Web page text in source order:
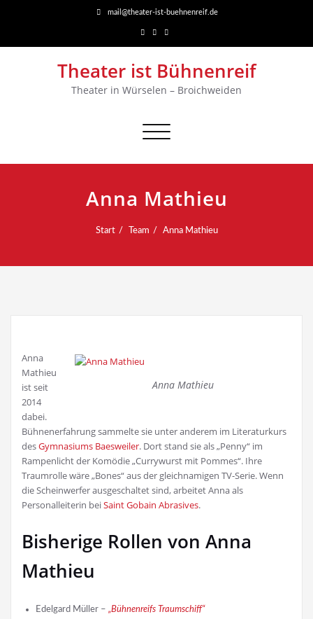
mail@theater-ist-buehnenreif.de
Theater ist Bühnenreif
Theater in Würselen – Broichweiden
Navigation
Anna Mathieu
Start Team Anna Mathieu
Anna Mathieu
Anna
Mathieu
ist seit
2014
dabei.
Bühnenerfahrung sammelte sie unter anderem im Literaturkurs
desGymnasiums Baesweiler. Dort stand sie als „Penny“ im
Rampenlicht der Komödie „Currywurst mit Pommes“. Ihre
Traumrolle wäre „Bones“ aus der gleichnamigen TV-Serie. Wenn
die Scheinwerfer ausgeschaltet sind, arbeitet Anna als
Personalleiterin beiSaint Gobain Abrasives.
Bisherige Rollen von Anna
Mathieu
Edelgard Müller – „Bühnenreifs Traumschiff“